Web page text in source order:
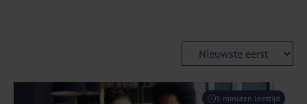
5 minuten leestijd